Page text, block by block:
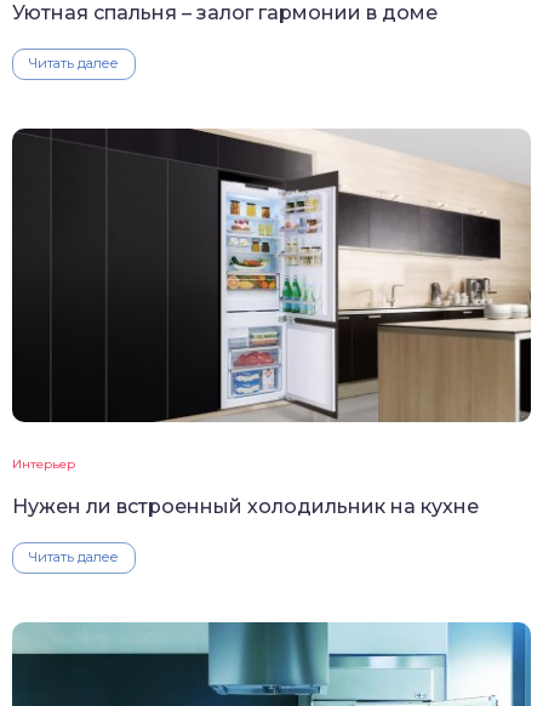
Уютная спальня – залог гармонии в доме
Читать далее
Интерьер
Нужен ли встроенный холодильник на кухне
Читать далее